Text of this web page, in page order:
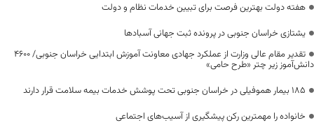
هفته دولت بهترین فرصت برای تبیین خدمات نظام و دولت
یشتازی خراسان جنوبی در پرونده ثبت جهانی آسبادها
تقدیر مقام عالی وزارت از عملکرد جهادی معاونت آموزش ابتدایی خراسان جنوبی/ ۴۶۰۰
دانش‌آموز زیر چتر «طرح حامی»
۱۸۵ بیمار هموفیلی در خراسان جنوبی تحت پوشش خدمات بیمه سلامت قرار دارند
خانواده را مهمترین رکن پیشگیری از آسیب‌های اجتماعی